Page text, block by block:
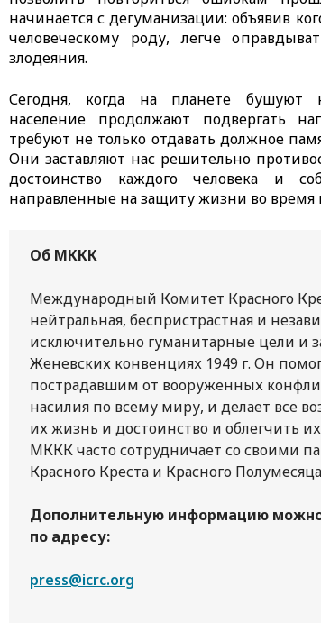
начинается с дегуманизации: объявив
человеческому роду, легче
злодеяния.
Сегодня, когда на планете бушуют
население продолжают подвергать
требуют не только отдавать должное
Они заставляют нас решительно
достоинство каждого человека и
направленные на защиту жизни во время
Об МККК
Международный Комитет Красного
нейтральная, беспристрастная и
исключительно гуманитарные цели и
Женевских конвенциях 1949 г. Он
пострадавшим от вооруженных
насилия по всему миру, и делает все
их жизнь и достоинство и облегчить
МККК часто сотрудничает со своими
Красного Креста и Красного
Дополнительную информацию
по адресу:
press@icrc.org